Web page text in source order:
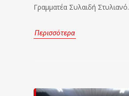
Γραμματέα Συλαιδή Στυλιανό.
Περισσότερα